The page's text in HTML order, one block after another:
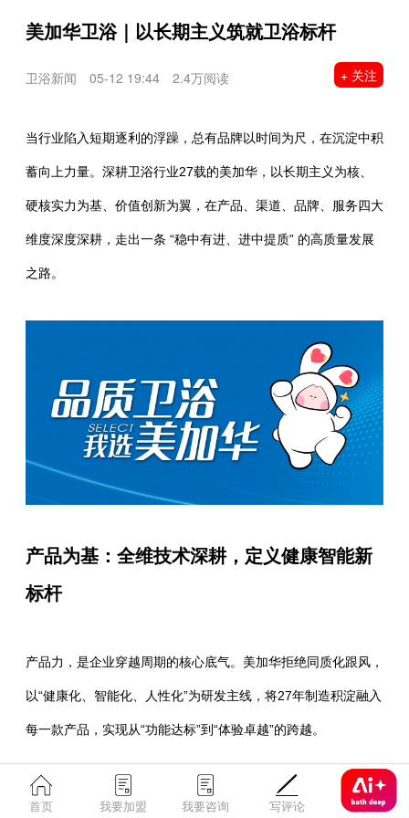
美加华卫浴｜以长期主义筑就卫浴标杆
卫浴新闻 05-12 19:44 2.4万阅读 + 关注
当行业陷入短期逐利的浮躁，总有品牌以时间为尺，在沉淀中积
蓄向上力量。深耕卫浴行业27载的美加华，以长期主义为核、
硬核实力为基、价值创新为翼，在产品、渠道、品牌、服务四大
维度深度深耕，走出一条 “稳中有进、进中提质” 的高质量发展
之路。
产品为基：全维技术深耕，定义健康智能新
标杆
产品力，是企业穿越周期的核心底气。美加华拒绝同质化跟风，
以“健康化、智能化、人性化”为研发主线，将27年制造积淀融入
每一款产品，实现从“功能达标”到“体验卓越”的跨越。
首页 我要加盟 我要咨询 写评论